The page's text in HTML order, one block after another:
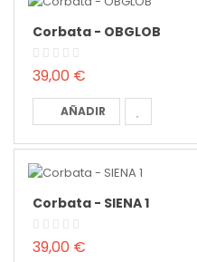
Corbata - OBGLOB
39,00 €
AÑADIR
Corbata - SIENA 1
39,00 €